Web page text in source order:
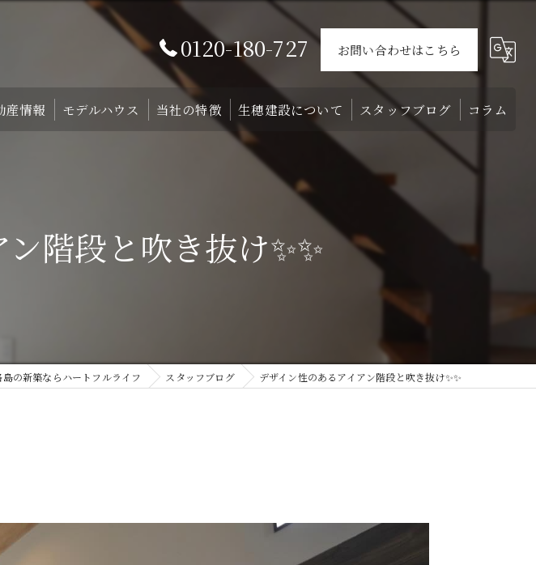
0120-180-727 お問い合わせはこちら
探しのコツ
備
産情報 モデルハウス
ご予約
当社の特徴
リフォーム
生穂建設について
会社概要
スタッフブログ コラム
階段と吹き抜け✨✨
の新築ならハートフルライフ スタッフブログ デザイン性のあるアイアン階段と吹き抜け✨✨